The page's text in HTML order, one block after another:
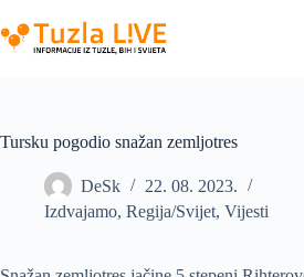
to
content
Tursku pogodio snažan zemljotres
DeSk
22. 08. 2023.
Izdvajamo, Regija/Svijet, Vijesti